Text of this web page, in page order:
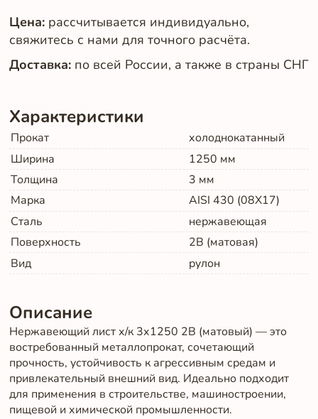
Цена: рассчитывается индивидуально,
свяжитесь с нами для точного расчёта.
Доставка: по всей России, а также в страны СНГ
Характеристики
Прокат
холоднокатанный
Ширина
1250 мм
Толщина
3 мм
Марка
AISI 430 (08Х17)
Сталь
нержавеющая
Поверхность
2B (матовая)
Вид
рулон
Описание
Нержавеющий лист х/к 3х1250 2B (матовый) — это
востребованный металлопрокат, сочетающий
прочность, устойчивость к агрессивным средам и
привлекательный внешний вид. Идеально подходит
для применения в строительстве, машиностроении,
пищевой и химической промышленности.